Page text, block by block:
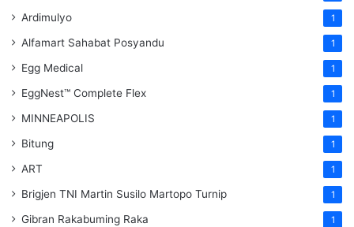
Ardimulyo 1
Alfamart Sahabat Posyandu 1
Egg Medical 1
EggNest™ Complete Flex 1
MINNEAPOLIS 1
Bitung 1
ART 1
Brigjen TNI Martin Susilo Martopo Turnip 1
Gibran Rakabuming Raka 1